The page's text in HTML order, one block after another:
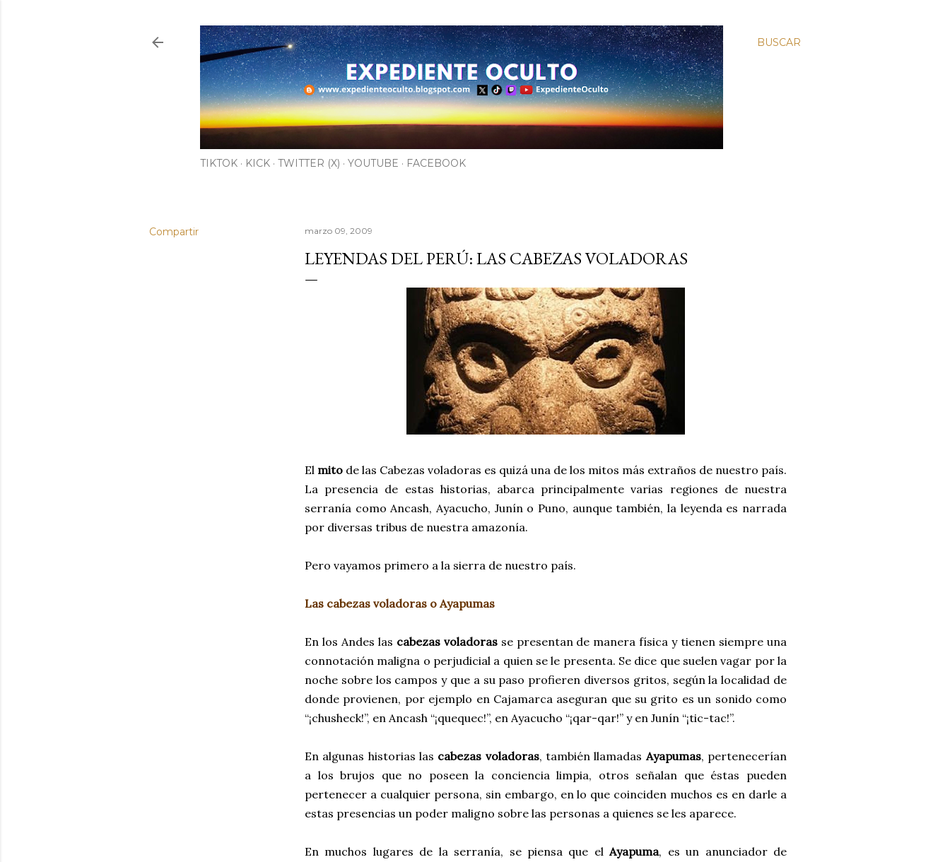
BUSCAR
TIKTOK KICK TWITTER (X) YOUTUBE FACEBOOK
Compartir marzo 09, 2009
LEYENDAS DEL PERÚ: LAS CABEZAS VOLADORAS
El mito de las Cabezas voladoras es quizá una de los mitos más extraños de nuestro país.
La presencia de estas historias, abarca principalmente varias regiones de nuestra
serranía como Ancash, Ayacucho, Junín o Puno, aunque también, la leyenda es narrada
por diversas tribus de nuestra amazonía.
Pero vayamos primero a la sierra de nuestro país.
Las cabezas voladoras o Ayapumas
En los Andes las cabezas voladorasse presentan de manera física y tienen siempre una
connotación maligna o perjudicial a quien se le presenta. Se dice que suelen vagar por la
noche sobre los campos y que a su paso profieren diversos gritos, según la localidad de
donde provienen, por ejemplo en Cajamarca aseguran que su grito es un sonido como
“¡chusheck!”, en Ancash “¡quequec!”, en Ayacucho “¡qar-qar!” y en Junín “¡tic-tac!”.
En algunas historias las cabezas voladoras, también llamadas Ayapumas, pertenecerían
a los brujos que no poseen la conciencia limpia, otros señalan que éstas pueden
pertenecer a cualquier persona, sin embargo, en lo que coinciden muchos es en darle a
estas presencias un poder maligno sobre las personas a quienes se les aparece.
En muchos lugares de la serranía, se piensa que elAyapuma, es un anunciador de